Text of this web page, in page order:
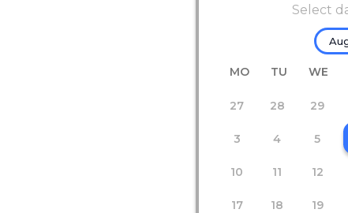
Select
MO TU WE
27 28 29
3 4 5
10 11 12
17 18 19